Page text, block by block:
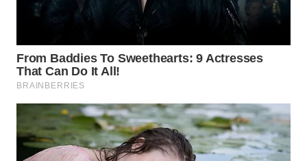
WN
WN
SUKABUMI
WN
PURWAKARTA